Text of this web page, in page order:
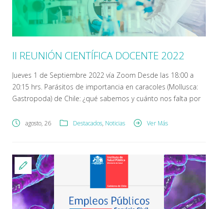
II REUNIÓN CIENTÍFICA DOCENTE 2022
Jueves 1 de Septiembre 2022 vía Zoom Desde las 18:00 a
20:15 hrs. Parásitos de importancia en caracoles (Mollusca:
Gastropoda) de Chile: ¿qué sabemos y cuánto nos falta por
Santodomingo2,3, Lucila Moreno4, Sebastián Muñoz2
agosto, 26 Destacados, Noticias Ver Más